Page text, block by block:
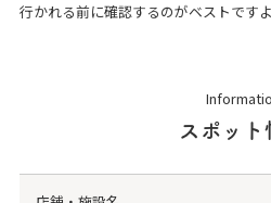
行かれる前に確認するのがベストです
スポット